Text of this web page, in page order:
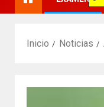
Inicio Noticias